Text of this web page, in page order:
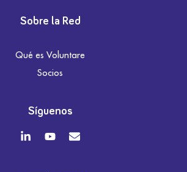
Sobre la Red
Qué es Voluntare
Socios
Síguenos